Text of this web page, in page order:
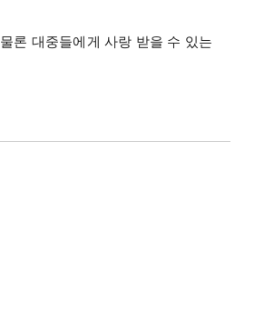
물론 대중들에게 사랑 받을 수 있는